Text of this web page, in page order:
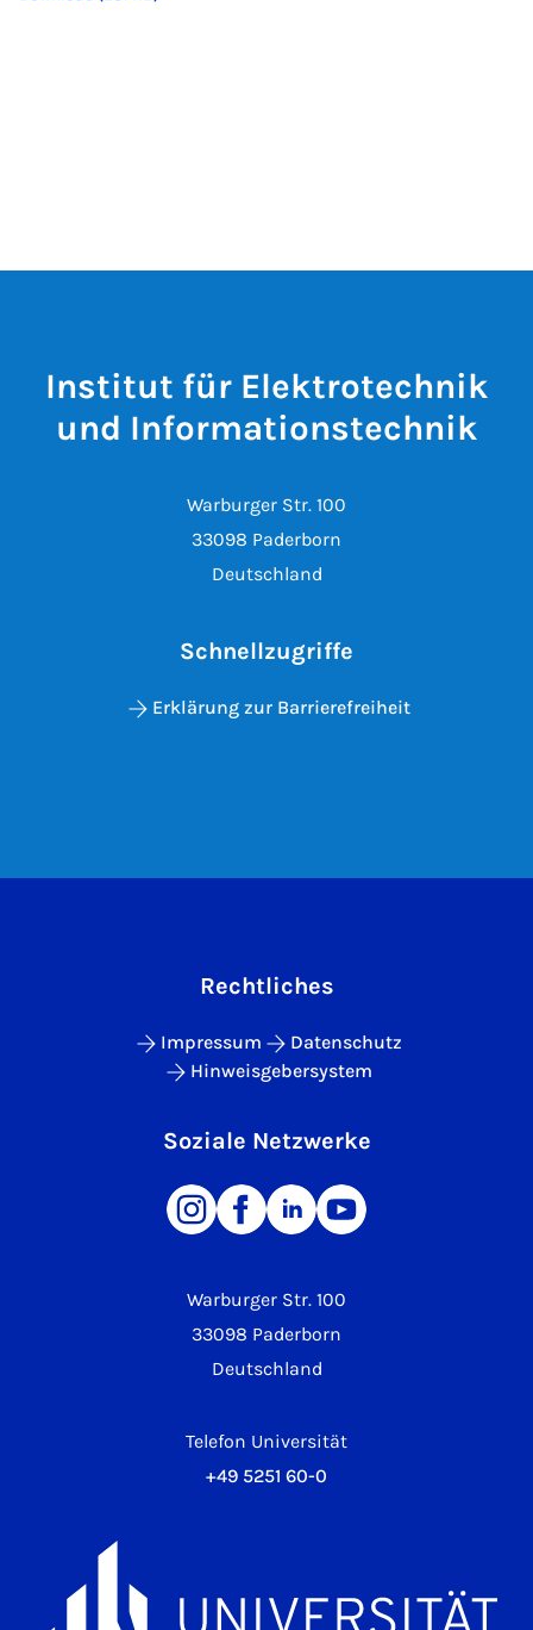
Institut für Elektrotechnik
und Informationstechnik
Warburger Str. 100
33098 Paderborn
Deutschland
Schnellzugriffe
Erklärung zur Barrierefreiheit
Warburger Str. 100
33098 Paderborn
Deutschland
Telefon Universität
+49 5251 60-0
Rechtliches
Impressum
Datenschutz
Hinweisgebersystem
Soziale Netzwerke